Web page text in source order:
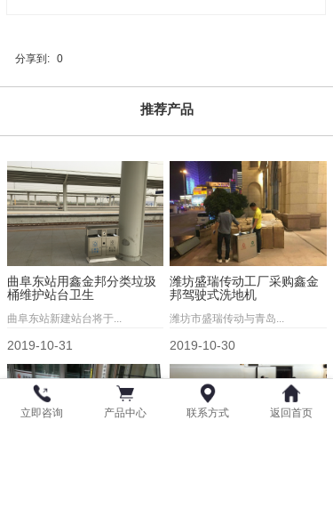
分享到: 0
推荐产品
曲阜东站用鑫金邦分类垃圾
桶维护站台卫生
曲阜东站新建站台将于...
2019-10-31
潍坊盛瑞传动工厂采购鑫金
邦驾驶式洗地机
潍坊市盛瑞传动与青岛...
2019-10-30
立即咨询 产品中心 联系方式 返回首页